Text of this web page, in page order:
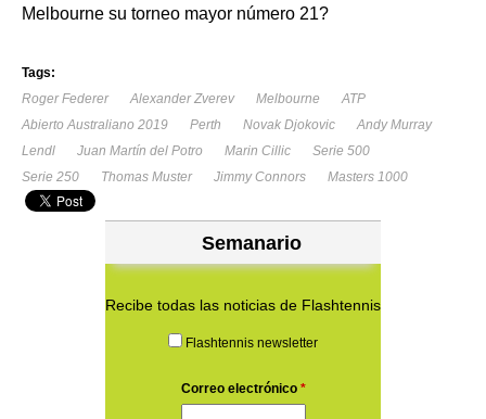
Melbourne su torneo mayor número 21?
Tags:
Roger Federer
Alexander Zverev Melbourne
ATP
Abierto Australiano 2019
Perth Novak Djokovic
Andy Murray
Lendl
Juan Martín del Potro Marin Cillic
Serie 500
Serie 250
Thomas Muster Jimmy Connors Masters 1000
Semanario
Recibe todas las noticias de Flashtennis
Flashtennis newsletter
Correo electrónico *